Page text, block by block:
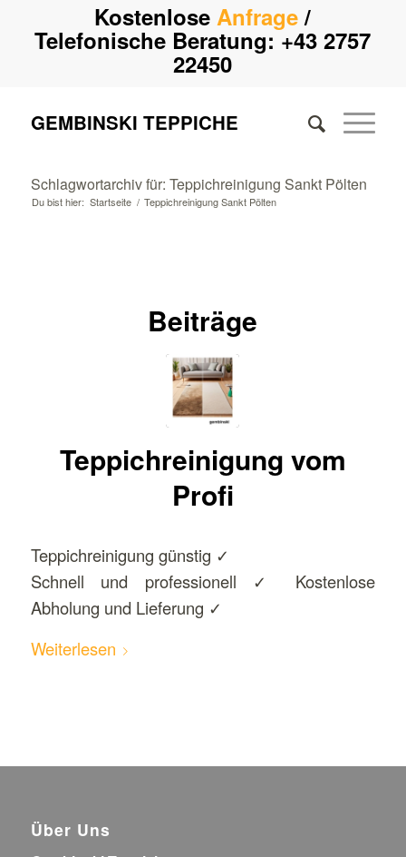
KostenloseAnfrage/
Telefonische Beratung:+43 2757
22450
GEMBINSKI TEPPICHE
Schlagwortarchiv für: Teppichreinigung Sankt Pölten
Du bist hier: Startseite / Teppichreinigung Sankt Pölten
Beiträge
Teppichreinigung vom
Profi
Teppichreinigung günstig ✓
Schnell und professionell ✓ Kostenlose
Abholung und Lieferung ✓
Weiterlesen
Über Uns